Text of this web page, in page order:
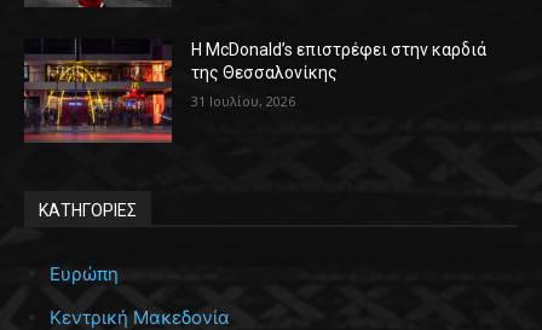
Η McDonald’s επιστρέφει στην καρδιά
της Θεσσαλονίκης
31 Ιουλίου, 2026
ΚΑΤΗΓΟΡΙΕΣ
Ευρώπη
Κεντρική Μακεδονία